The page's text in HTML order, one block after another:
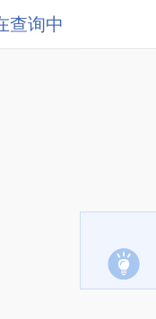
查询中